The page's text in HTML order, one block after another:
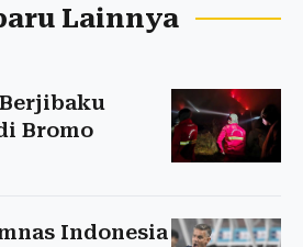
Lainnya
Bromo
Indonesia